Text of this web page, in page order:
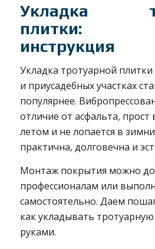
Укладка
плитки:
инструкция
Укладка тротуарной
и приусадебных участках
популярнее.
отличие от асфальта, прост
летом и не лопается в
практична, долговечна и
Монтаж покрытия можно
профессионалам или
самостоятельно. Даем
как укладывать
руками.